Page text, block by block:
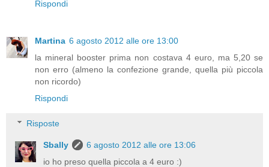
Rispondi
Martina 6 agosto 2012 alle ore 13:00
la mineral booster prima non costava 4 euro, ma 5,20 se
non erro (almeno la confezione grande, quella più piccola
non ricordo)
Rispondi
Risposte
Sbally
6 agosto 2012 alle ore 13:06
io ho preso quella piccola a 4 euro :)